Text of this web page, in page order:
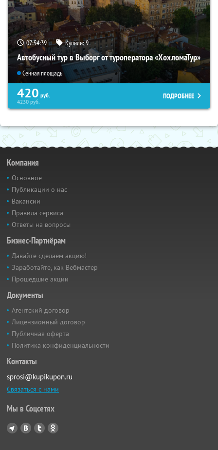
07:54:38 Купили:9
Автобусный тур в Выборг от туроператора «ХохломаТур»
Сенная площадь
420 руб.
4230руб.
ПОДРОБНЕЕ
Компания
Основное
Публикации о нас
Вакансии
Правила сервиса
Ответы на вопросы
Бизнес-Партнёрам
Давайте сделаем акцию!
Заработайте, как Вебмастер
Прошедшие акции
Документы
Агентский договор
Лицензионный договор
Публичная оферта
Политика конфиденциальности
Контакты
sprosi@kupikupon.ru
Связаться с нами
Мы в Соцсетях